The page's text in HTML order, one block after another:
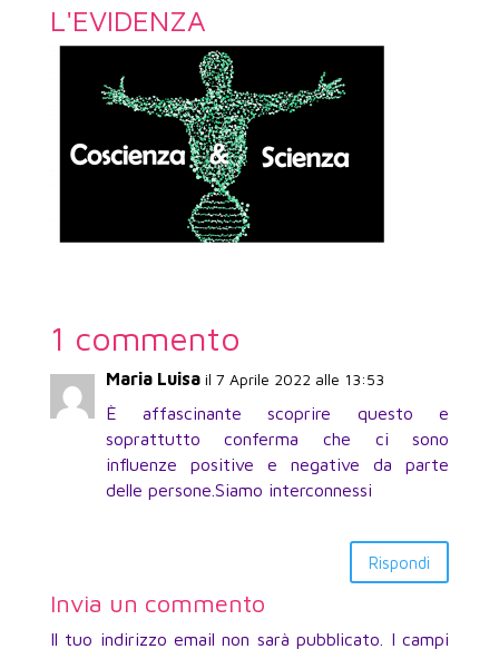
L'EVIDENZA
1 commento
Maria Luisa il 7 Aprile 2022 alle 13:53
È affascinante scoprire questo e
soprattutto conferma che ci sono
influenze positive e negative da parte
delle persone.Siamo interconnessi
Rispondi
Invia un commento
Il tuo indirizzo email non sarà pubblicato.
I campi